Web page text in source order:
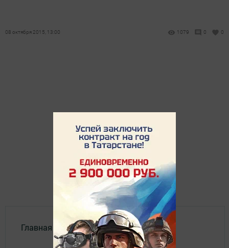
08 октября 2015, 13:00 1079 0 0
Главная